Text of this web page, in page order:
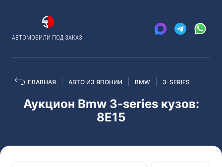
АВТОМОБИЛИ ПОД ЗАКАЗ
ГЛАВНАЯ АВТО ИЗ ЯПОНИИ BMW 3-SERIES
Аукцион Bmw 3-series кузов:
8E15